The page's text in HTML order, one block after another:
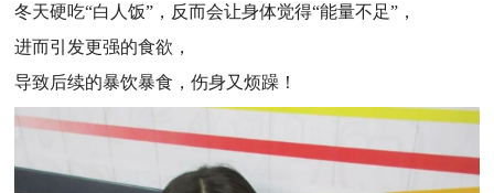
冬天硬吃“白人饭”，反而会让身体觉得“能量不足”，
进而引发更强的食欲，
导致后续的暴饮暴食，伤身又烦躁！